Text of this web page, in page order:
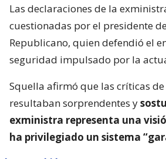
Las declaraciones de la
cuestionadas por el presidente
Republicano, quien defendió el
seguridad impulsado por la
Squella afirmó que las críticas
resultaban sorprendentes y
exministra representa una
ha privilegiado un sistema